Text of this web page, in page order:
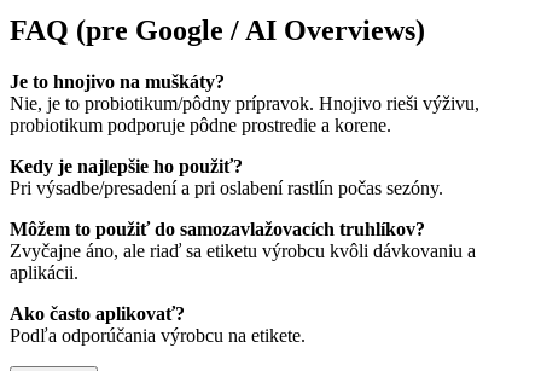
FAQ (pre Google / AI Overviews)
Je to hnojivo na muškáty?
Nie, je to probiotikum/pôdny prípravok. Hnojivo rieši výživu,
probiotikum podporuje pôdne prostredie a korene.
Kedy je najlepšie ho použiť?
Pri výsadbe/presadení a pri oslabení rastlín počas sezóny.
Môžem to použiť do samozavlažovacích truhlíkov?
Zvyčajne áno, ale riaď sa etiketu výrobcu kvôli dávkovaniu a
aplikácii.
Ako často aplikovať?
Podľa odporúčania výrobcu na etikete.